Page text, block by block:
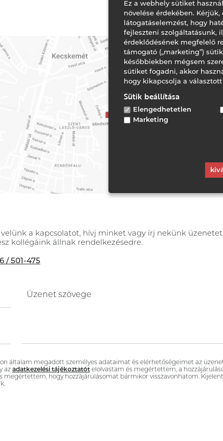
velünk a kapcsolatot, hívj minket vagy írj nekünk üzenetet.
kollégáink állnak rendelkezésedre.
/ 501-475
Üzenet szövege
általam megadott személyes adataimat és elérhetőségeimet az
az adatkezelési tájékoztatótelolvastam és megértettem, a
megértettem, hogy hozzájárulásomat bármikor visszavonhatom.
Ez a webhely sütiket
növelése érdekében. Kérjük,
látogatáselemzést, hogy
fejleszteni szolgáltatásunk,
érdeklődésének megfelelő
támogató („marketing”)
későbbiekben mégsem
sütiket fogadni, akkor
hogy kikapcsolja a
Sütik beállítása
Elengedhetetlen
Marketing